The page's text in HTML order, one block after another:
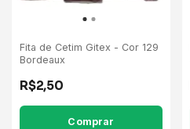
Fita de Cetim Gitex - Cor 129
Bordeaux
R$2,50
Comprar